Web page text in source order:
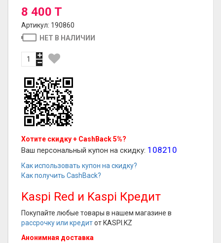
8 400 T
Артикул: 190860
НЕТ В НАЛИЧИИ
Хотите скидку + CashBack 5%?
Ваш персональный купон на скидку: 108210
Как использовать купон на скидку?
Как получить CashBack?
Kaspi Red и Kaspi Кредит
Покупайте любые товары в нашем магазине в
рассрочку или кредитот KASPI.KZ
Анонимная доставка